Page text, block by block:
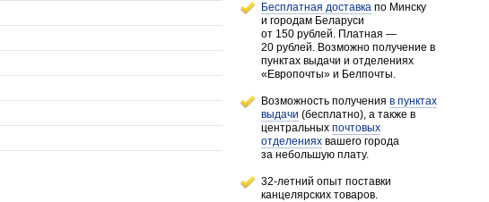
Бесплатная доставка по Минску
и городам Беларуси
от 150 рублей. Платная —
20 рублей. Возможно получение в
пунктах выдачи и отделениях
«Европочты» и Белпочты.
Возможность получения в пунктах
выдачи (бесплатно), а также в
центральных почтовых
отделениях вашего города
за небольшую плату.
32-летний опыт поставки
канцелярских товаров.